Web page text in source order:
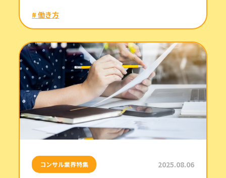
# 働き方
コンサル業界特集 2025.08.06